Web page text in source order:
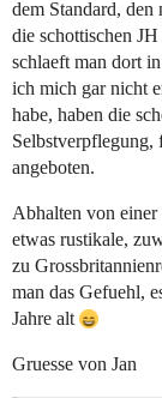
dem Standard,
die schottischen
schlaeft man dort
ich mich gar nicht
habe, haben die
Selbstverpflegung,
angeboten.
Abhalten von einer
etwas rustikale,
zu
man das Gefuehl,
Jahre alt
Gruesse von Jan